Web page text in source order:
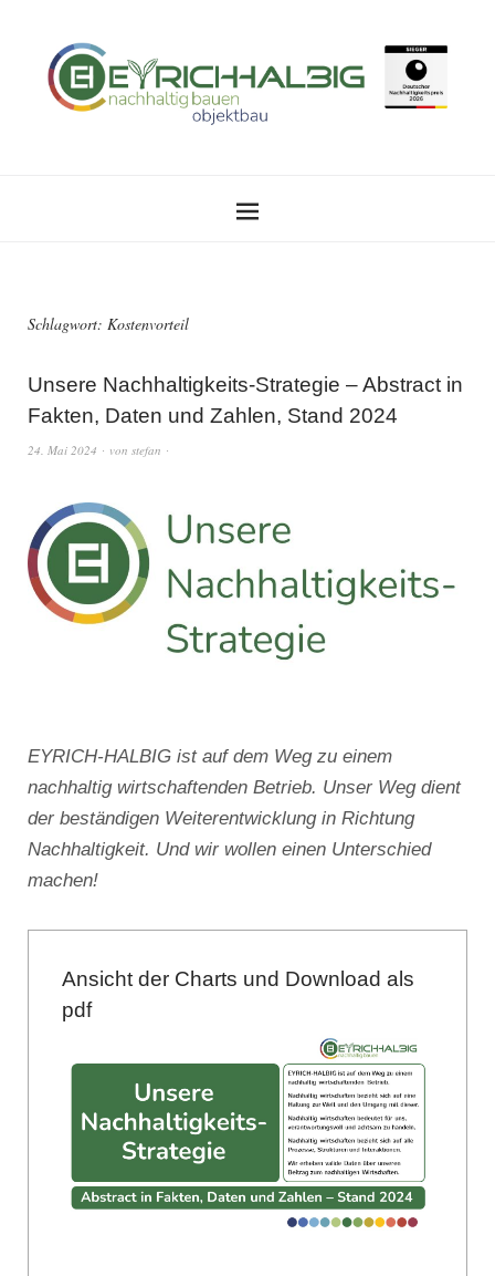
Schlagwort: Kostenvorteil
Unsere Nachhaltigkeits-Strategie – Abstract in
Fakten, Daten und Zahlen, Stand 2024
24. Mai 2024 von stefan
EYRICH-HALBIG ist auf dem Weg zu einem
nachhaltig wirtschaftenden Betrieb. Unser Weg dient
der beständigen Weiterentwicklung in Richtung
Nachhaltigkeit. Und wir wollen einen Unterschied
machen!
Ansicht der Charts und Download als
pdf